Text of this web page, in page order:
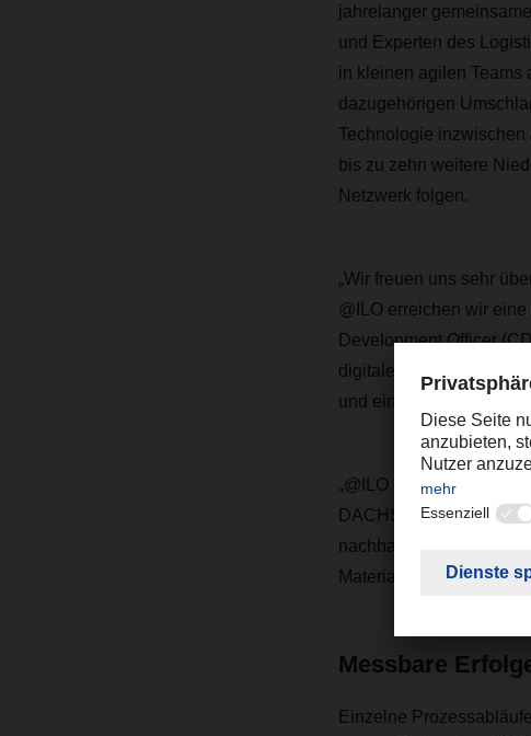
jahrelanger
und Experten des
in kleinen agilen Teams
dazugehörigen
Technologie
bis zu zehn weitere
Netzwerk folgen.
„Wir freuen uns sehr
@ILO erreichen wir
Development Officer
digitalen Zwilling @ILO
und eine der größten
„@ILO ist das Ergebnis
DACHSER und wir
nachhaltig verbessern“,
Materialfluss und
Messbare
Einzelne